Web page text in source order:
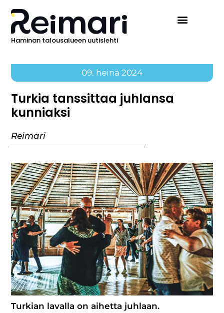
Haminan talousalueen uutislehti
09. heinä 2024
Turkia tanssittaa juhlansa
kunniaksi
Reimari
Turkian lavalla on aihetta juhlaan.